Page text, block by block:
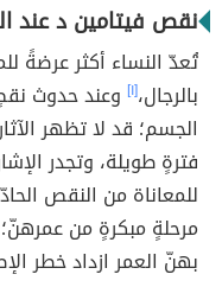
نقص فيتامين د عند
تُعدّ النساء أكثر عرضةً
بالرجال،[١] وعند حدوث
الجسم؛ قد لا تظهر
فترةٍ طويلة، وتجدر
للمعاناة من النقص
مرحلةٍ مبكرةٍ من
بهنّ العمر ازداد خطر